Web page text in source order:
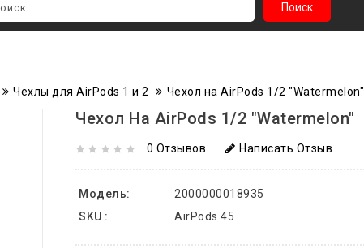
Поиск
Чехлы для AirPods 1 и 2 Чехол на AirPods 1/2 "Watermelon"
Чехол На AirPods 1/2 "Watermelon"
0 Отзывов Написать Отзыв
Модель:
2000000018935
SKU :
AirPods 45